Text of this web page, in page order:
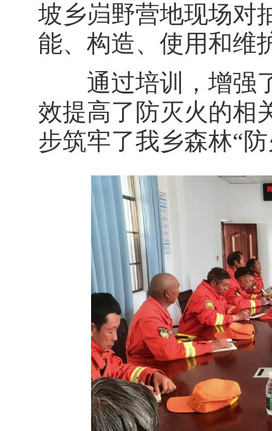
坡乡岿野营地现场对
能、构造、使用和维
通过培训，增强了
效提高了防灭火的相
步筑牢了我乡森林“